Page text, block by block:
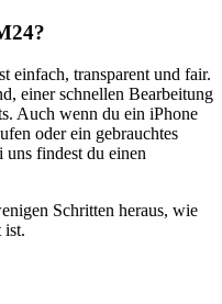
einfach, transparent und fair.
einer schnellen Bearbeitung
Auch wenn du ein iPhone
oder ein gebrauchtes
uns findest du einen
Schritten heraus, wie
ist.